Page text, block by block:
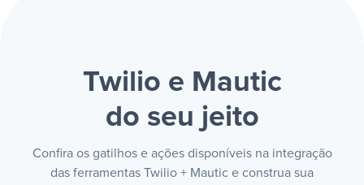
Twilio e Mautic
do seu jeito
Confira os gatilhos e ações disponíveis na integração
das ferramentas Twilio + Mautic e construa sua